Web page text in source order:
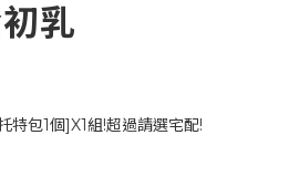
乳
特包1個]X1組!超過請選宅配!